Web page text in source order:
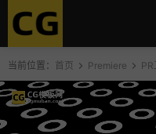
当前位置： 首页 Premiere